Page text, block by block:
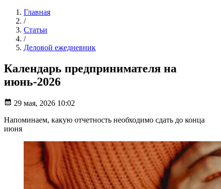
Главная
/
Статьи
/
Деловой ежедневник
Календарь предпринимателя на
июнь-2026
29 мая, 2026 10:02
Напоминаем, какую отчетность необходимо сдать до конца
июня